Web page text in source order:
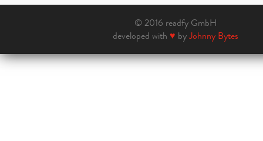
© 2016 readfy GmbH
developed with ♥ byJohnny Bytes